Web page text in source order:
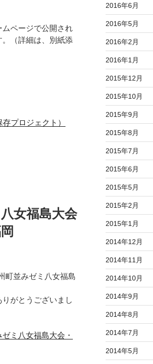
ムページで公開され
（詳細は、
別紙添
プロジェクト）
女福島大会
町並みゼミ八女福島
がとうございまし
ミ八女福島大会・
2016年6月
2016年5月
2016年2月
2016年1月
2015年12月
2015年10月
2015年9月
2015年8月
2015年7月
2015年6月
2015年5月
2015年2月
2015年1月
2014年12月
2014年11月
2014年10月
2014年9月
2014年8月
2014年7月
2014年5月